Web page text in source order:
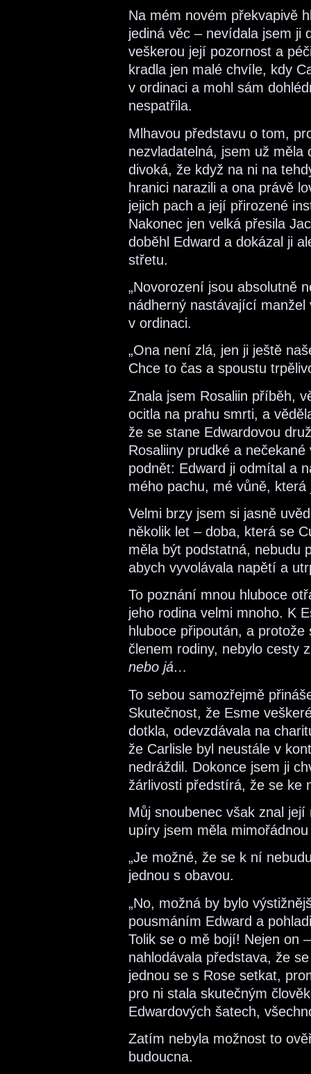
Na mém novém překvapivě
jediná věc – nevídala jsem ji
veškerou její pozornost a
kradla jen malé chvíle, kdy
v ordinaci a mohl sám
nespatřila.
Mlhavou představu o tom,
nezvladatelná, jsem už
divoká, že když na ni na
hranici narazili a ona právě
jejich pach a její přirozené
Nakonec jen velká přesila
doběhl Edward a dokázal ji
střetu.
„Novorození jsou absolutně
nádherný nastávající
v ordinaci.
„Ona není zlá, jen ji ještě
Chce to čas a spoustu
Znala jsem Rosaliin příběh,
ocitla na prahu smrti, a
že se stane Edwardovou
Rosaliiny prudké a
podnět: Edward ji odmítal a
mého pachu, mé vůně,
Velmi brzy jsem si jasně
několik let – doba, která se
měla být podstatná, nebudu
abych vyvolávala napětí a
To poznání mnou hluboce
jeho rodina velmi mnoho. K
hluboce připoután, a
členem rodiny, nebylo cesty
nebo já…
To sebou samozřejmě
Skutečnost, že Esme
dotkla, odevzdávala na
že Carlisle byl neustále v
nedráždil. Dokonce jsem ji
žárlivosti předstírá, že se ke
Můj snoubenec však znal
upíry jsem měla
„Je možné, že se k ní
jednou s obavou.
„No, možná by bylo
pousmáním Edward a
Tolik se o mě bojí! Nejen on
nahlodávala představa, že
jednou se s Rose setkat,
pro ni stala skutečným
Edwardových šatech,
Zatím nebyla možnost to
budoucna.